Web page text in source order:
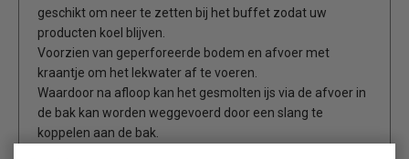
geschikt om neer te zetten bij het buffet zodat uw
producten koel blijven.
Voorzien van geperforeerde bodem en afvoer met
kraantje om het lekwater af te voeren.
Waardoor na afloop kan het gesmolten ijs via de afvoer in
de bak kan worden weggevoerd door een slang te
koppelen aan de bak.